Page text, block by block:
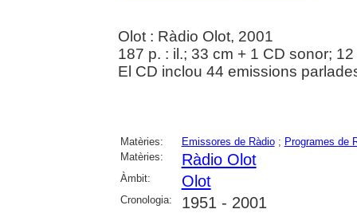
Olot : Ràdio Olot, 2001
187 p. : il.; 33 cm + 1 CD sonor; 12
El CD inclou 44 emissions
Matèries: Emissores de Ràdio; Programes de
Matèries:
Ràdio Olot
Àmbit: Olot
Cronologia: 1951 - 2001